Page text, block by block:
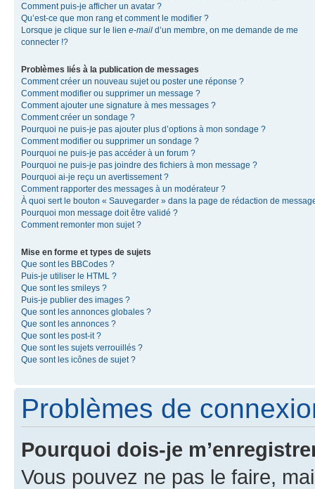
Comment puis-je afficher un avatar ?
Qu’est-ce que mon rang et comment le modifier ?
Lorsque je clique sur le lien e-mail d’un membre, on me demande de me
connecter !?
Problèmes liés à la publication de messages
Comment créer un nouveau sujet ou poster une réponse ?
Comment modifier ou supprimer un message ?
Comment ajouter une signature à mes messages ?
Comment créer un sondage ?
Pourquoi ne puis-je pas ajouter plus d’options à mon sondage ?
Comment modifier ou supprimer un sondage ?
Pourquoi ne puis-je pas accéder à un forum ?
Pourquoi ne puis-je pas joindre des fichiers à mon message ?
Pourquoi ai-je reçu un avertissement ?
Comment rapporter des messages à un modérateur ?
À quoi sert le bouton « Sauvegarder » dans la page de rédaction de
Pourquoi mon message doit être validé ?
Comment remonter mon sujet ?
Mise en forme et types de sujets
Que sont les BBCodes ?
Puis-je utiliser le HTML ?
Que sont les smileys ?
Puis-je publier des images ?
Que sont les annonces globales ?
Que sont les annonces ?
Que sont les post-it ?
Que sont les sujets verrouillés ?
Que sont les icônes de sujet ?
Problèmes de
Pourquoi dois-je
Vous pouvez ne pas le faire,